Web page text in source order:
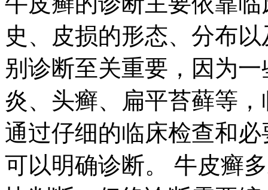
史、皮损的形态、分布
别诊断至关重要，因为
炎、头癣、扁平苔藓等
通过仔细的临床检查和
可以明确诊断。 牛皮癣